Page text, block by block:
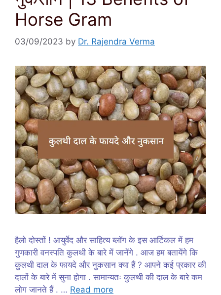
Horse Gram
03/09/2023 by Dr. Rajendra Verma
हैलो दोस्तों ! आयुर्वेद और साहित्य ब्लॉग के इस आर्टिकल में हम
गुणकारी वनस्पति कुलथी के बारे में जानेंगे . आज हम बतायेंगे कि
कुलथी दाल के फायदे और नुकसान क्या हैं ? आपने कई प्रकार की
दालों के बारे में सुना होगा . सामान्यतः कुलथी की दाल के बारे कम
लोग जानते हैं . … Read more